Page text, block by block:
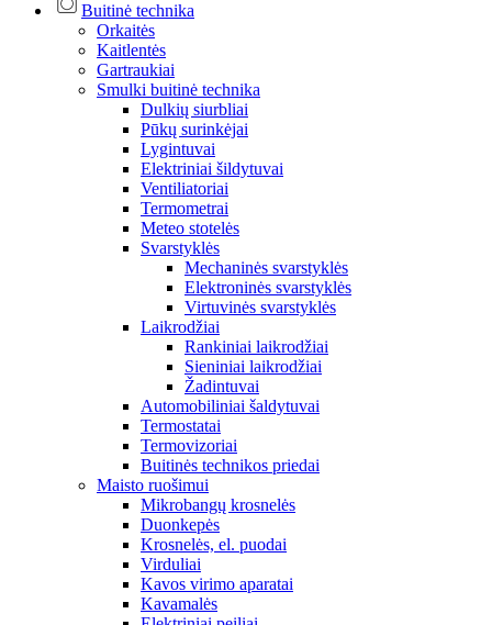
Buitinė technika
Orkaitės
Kaitlentės
Gartraukiai
Smulki buitinė technika
Dulkių siurbliai
Pūkų surinkėjai
Lygintuvai
Elektriniai šildytuvai
Ventiliatoriai
Termometrai
Meteo stotelės
Svarstyklės
Mechaninės svarstyklės
Elektroninės svarstyklės
Virtuvinės svarstyklės
Laikrodžiai
Rankiniai laikrodžiai
Sieniniai laikrodžiai
Žadintuvai
Automobiliniai šaldytuvai
Termostatai
Termovizoriai
Buitinės technikos priedai
Maisto ruošimui
Mikrobangų krosnelės
Duonkepės
Krosnelės, el. puodai
Virduliai
Kavos virimo aparatai
Kavamalės